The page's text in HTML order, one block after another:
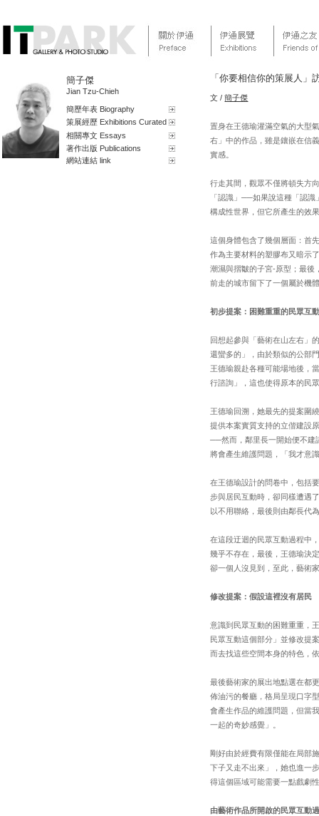
簡子傑
Jian Tzu-Chieh
簡歷年表 Biography
策展經歷 Exhibitions Curated
相關專文 Essays
著作出版 Publications
網站連結 link
「你要相信你的策展人」
文 /簡子傑
置身在王德瑜灌滿空氣的大型
右」中的作品，雖是鑲嵌在信
實感。
行走其間，觀眾不僅將頓失方
「認識」──如果說這種「認
構成性世界，但它所產生的效
這個身體包含了幾個層面：首
作為主要材料的塑膠布又暗示
潮濕與摺皺的子宮-原型；最後
前走的城市留下了一個屬於機
初步提案：困難重重的民眾互
回想起參與「藝術在山左右」
還蠻多的」，由於類似的公部
王德瑜親赴各種可能場地後，
行諮詢」，這也使得原本的民
王德瑜回溯，她最先的提案圍
提供本案實質支持的立偕建設
──然而，鄰里長一開始便不建
將會產生維護問題，「我才意
在王德瑜設計的問卷中，包括
步與居民互動時，卻同樣遭遇
以不用聯絡，最後則由鄰長代
在這段迂迴的民眾互動過程中
幾乎不存在，最後，王德瑜決
卻一個人沒見到，至此，藝術
修改提案：假設這裡沒有居民
意識到民眾互動的困難重重，
民眾互動這個部分」並修改提
而去找這些空間本身的特色，
最後藝術家的展出地點選在都
佈油污的餐廳，格局呈現口字
會產生作品的維護問題，但當
一起的奇妙感覺」。
剛好由於經費有限僅能在局部
下子又走不出來」，她也進一
得這個區域可能需要一點戲劇
由藝術作品所開啟的民眾互動